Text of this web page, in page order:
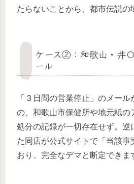
たらないことから、都市伝説の
ケース②：和歌山・井
ール
「３日間の営業停止」のメー
の、和歌山市保健所や地元紙の
処分の記録が一切存在せず。逆
た同店が公式サイトで「当該事
おり、完全なデマと断定できま